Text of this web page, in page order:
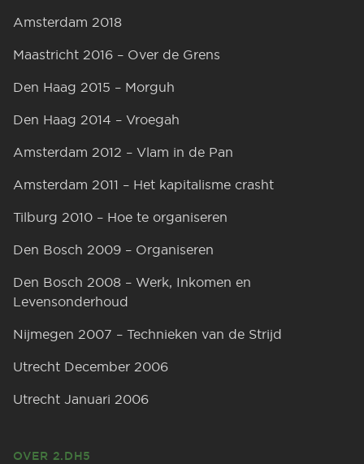
Amsterdam 2018
Maastricht 2016 – Over de Grens
Den Haag 2015 – Morguh
Den Haag 2014 – Vroegah
Amsterdam 2012 – Vlam in de Pan
Amsterdam 2011 – Het kapitalisme crasht
Tilburg 2010 – Hoe te organiseren
Den Bosch 2009 – Organiseren
Den Bosch 2008 – Werk, Inkomen en
Levensonderhoud
Nijmegen 2007 – Technieken van de Strijd
Utrecht December 2006
Utrecht Januari 2006
OVER 2.DH5